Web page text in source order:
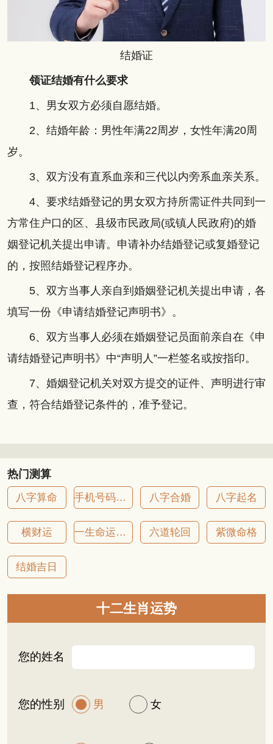
结婚证
领证结婚有什么要求
1、男女双方必须自愿结婚。
2、结婚年龄：男性年满22周岁，女性年满20周
岁。
3、双方没有直系血亲和三代以内旁系血亲关系。
4、要求结婚登记的男女双方持所需证件共同到一
方常住户口的区、县级市民政局(或镇人民政府)的婚
姻登记机关提出申请。申请补办结婚登记或复婚登记
的，按照结婚登记程序办。
5、双方当事人亲自到婚姻登记机关提出申请，各
填写一份《申请结婚登记声明书》。
6、双方当事人必须在婚姻登记员面前亲自在《申
请结婚登记声明书》中“声明人”一栏签名或按指印。
7、婚姻登记机关对双方提交的证件、声明进行审
查，符合结婚登记条件的，准予登记。
热门测算
八字算命 手机号码吉凶 八字合婚 八字起名
横财运 一生命运详批 六道轮回 紫微命格
结婚吉日
十二生肖运势
您的姓名
您的性别 男 女